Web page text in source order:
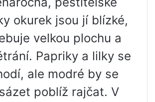
okurek jsou jí blízké,
velkou plochu a
Papriky a lilky se
ale modré by se
poblíž rajčat. V